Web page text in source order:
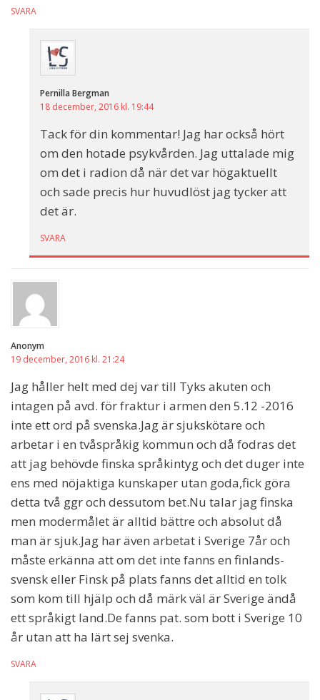
SVARA
Pernilla Bergman
18 december, 2016 kl. 19:44
Tack för din kommentar! Jag har också hört
om den hotade psykvården. Jag uttalade mig
om det i radion då när det var högaktuellt
och sade precis hur huvudlöst jag tycker att
det är.
SVARA
Anonym
19 december, 2016 kl. 21:24
Jag håller helt med dej var till Tyks akuten och
intagen på avd. för fraktur i armen den 5.12 -2016
inte ett ord på svenska.Jag är sjukskötare och
arbetar i en tvåspråkig kommun och då fodras det
att jag behövde finska språkintyg och det duger inte
ens med nöjaktiga kunskaper utan goda,fick göra
detta två ggr och dessutom bet.Nu talar jag finska
men modermålet är alltid bättre och absolut då
man är sjuk.Jag har även arbetat i Sverige 7år och
måste erkänna att om det inte fanns en finlands-
svensk eller Finsk på plats fanns det alltid en tolk
som kom till hjälp och då märk väl är Sverige ändå
ett språkigt land.De fanns pat. som bott i Sverige 10
år utan att ha lärt sej svenka.
SVARA